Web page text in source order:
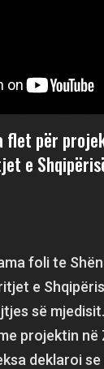
flet për
e
foli te
e
së
projektin
deklaroi se